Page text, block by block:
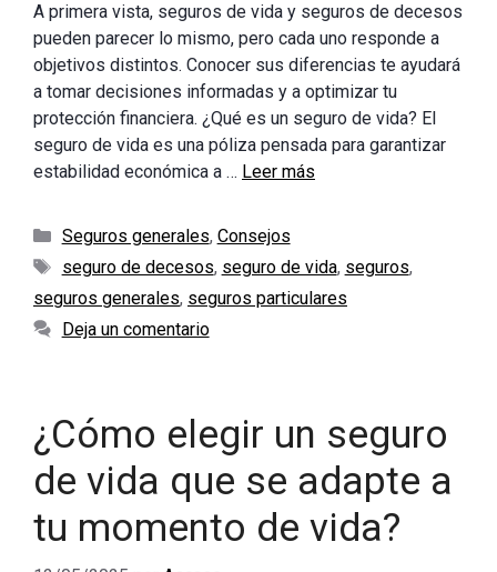
A primera vista, seguros de vida y seguros de decesos
pueden parecer lo mismo, pero cada uno responde a
objetivos distintos. Conocer sus diferencias te ayudará
a tomar decisiones informadas y a optimizar tu
protección financiera. ¿Qué es un seguro de vida? El
seguro de vida es una póliza pensada para garantizar
estabilidad económica a … Leer más
Categorías
Seguros generales, Consejos
Etiquetas
seguro de decesos, seguro de vida, seguros,
seguros generales, seguros particulares
Deja un comentario
¿Cómo elegir un seguro
de vida que se adapte a
tu momento de vida?